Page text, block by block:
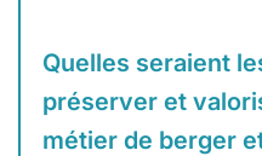
Quelles seraient
préserver et
métier de berger